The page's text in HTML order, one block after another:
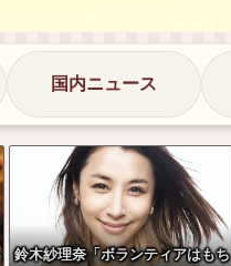
国内ニュース
鈴木紗理奈「ボランティアはもち